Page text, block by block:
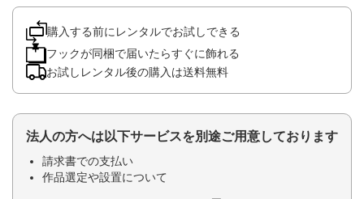
購入する前にレンタルでお試しできる
フックが同梱で届いたらすぐに飾れる
お試しレンタル後の購入は送料無料
法人の方へは以下サービスを別途ご用意しております
請求書での支払い
作品選定や設置について